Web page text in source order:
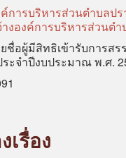
การบริหารส่วนตำบลป
งองค์การบริหารส่วนต
ชื่อผู้มีสิทธิเข้ารับการส
ระจำปีงบประมาณ พ.ศ.
เรื่อง